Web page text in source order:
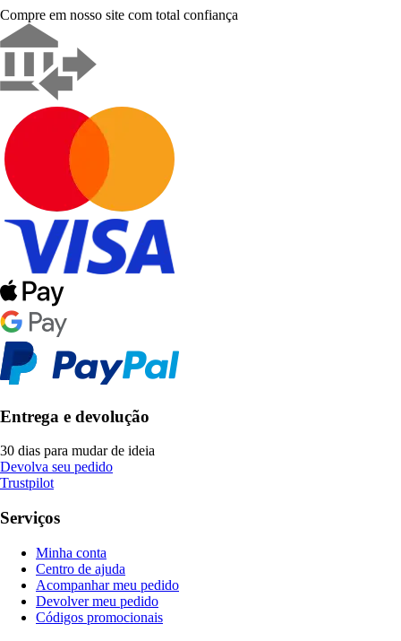
Compre em nosso site com total confiança
Entrega e devolução
30 dias para mudar de ideia
Devolva seu pedido
Trustpilot
Serviços
Minha conta
Centro de ajuda
Acompanhar meu pedido
Devolver meu pedido
Códigos promocionais